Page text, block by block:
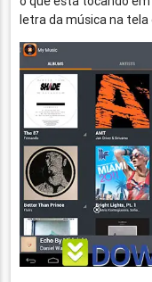
letra da música na